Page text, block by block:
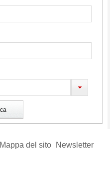
Mappa del sito
Newsletter